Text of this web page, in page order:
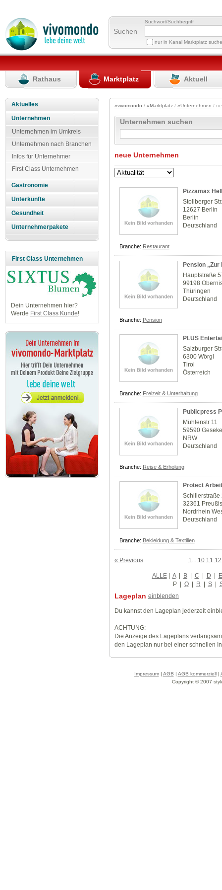
Suchen
Suchwort/Suchbegriff
nur in Kanal Marktplatz
Rathaus Marktplatz Aktuell
Aktuelles
Unternehmen
Unternehmen im Umkreis
Unternehmen nach Branchen
Infos für Unternehmer
First Class Unternehmen
Gastronomie
Unterkünfte
Gesundheit
Unternehmerpakete
First Class Unternehmen
Dein Unternehmen hier?
Werde First Class Kunde!
»vivomondo / »Marktplatz/ »Unternehmen /
Unternehmen suchen
neue Unternehmen
Pizzamax
Stollberger
12627 Berlin
Berlin
Deutschland
Branche: Restaurant
Pension
Hauptstraße
99198
Thüringen
Deutschland
Branche: Pension
PLUS
Salzburger
6300 Wörgl
Tirol
Österreich
Branche: Freizeit & Unterhaltung
Publicpress
Mühlenstr 11
59590
NRW
Deutschland
Branche: Reise & Erholung
Protect
Schillerstraße
32361
Nordrhein
Deutschland
Branche: Bekleidung & Textilien
« Previous 1 10 11 12
ALLE| A | B | C | D | E
P| Q | R | S |
Lageplan einblenden
Du kannst den Lageplan jederzeit
ACHTUNG:
Die Anzeige des Lageplans
den Lageplan nur bei einer schnellen
Impressum| AGB | AGB kommerziell|
Copyright © 2007